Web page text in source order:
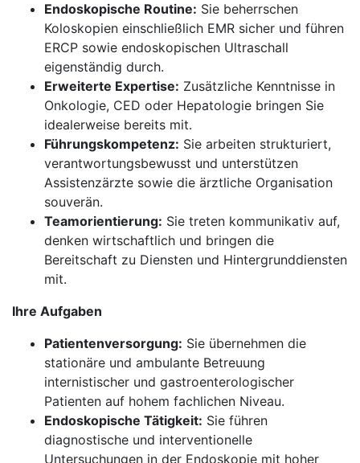
Endoskopische Routine: Sie beherrschen
Koloskopien einschließlich EMR sicher und führen
ERCP sowie endoskopischen Ultraschall
eigenständig durch.
Erweiterte Expertise: Zusätzliche Kenntnisse in
Onkologie, CED oder Hepatologie bringen Sie
idealerweise bereits mit.
Führungskompetenz: Sie arbeiten strukturiert,
verantwortungsbewusst und unterstützen
Assistenzärzte sowie die ärztliche Organisation
souverän.
Teamorientierung: Sie treten kommunikativ auf,
denken wirtschaftlich und bringen die
Bereitschaft zu Diensten und Hintergrunddiensten
mit.
Ihre Aufgaben
Patientenversorgung: Sie übernehmen die
stationäre und ambulante Betreuung
internistischer und gastroenterologischer
Patienten auf hohem fachlichen Niveau.
Endoskopische Tätigkeit: Sie führen
diagnostische und interventionelle
Untersuchungen in der Endoskopie mit hoher